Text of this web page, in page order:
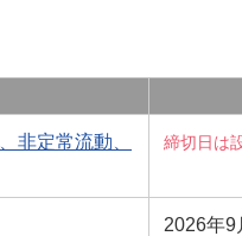
非定常流動、
締切日は
2026年9